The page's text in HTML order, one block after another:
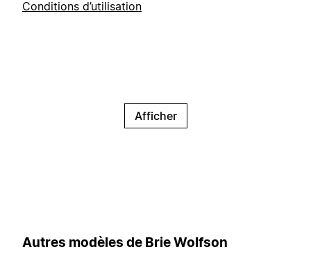
Conditions d’utilisation
Afficher
Autres modèles de Brie Wolfson